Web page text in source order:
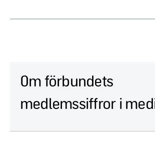
Om förbundets
medlemssiffror i